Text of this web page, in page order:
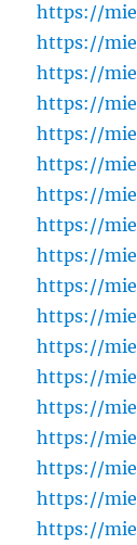
https://
https://
https://
https://
https://
https://
https://
https://
https://
https://
https://
https://
https://
https://
https://
https://
https://
https://